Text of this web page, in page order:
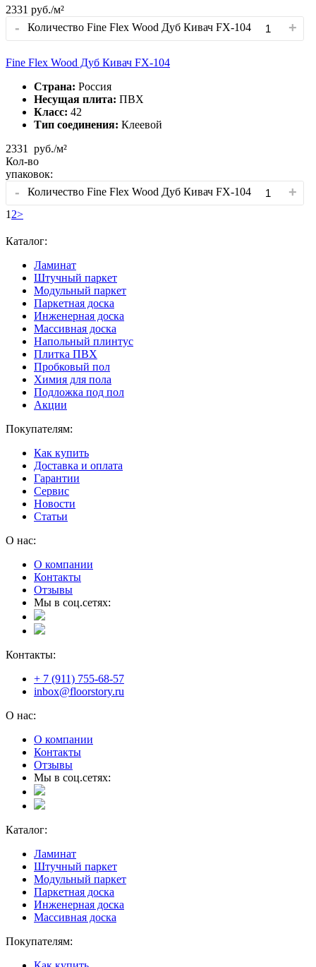
2331 руб./м²
- Количество Fine Flex Wood Дуб Кивач FX-104 +
Fine Flex Wood Дуб Кивач FX-104
Страна: Россия
Несущая плита: ПВХ
Класс: 42
Тип соединения: Клеевой
2331
руб./м²
Кол-во
упаковок:
- Количество Fine Flex Wood Дуб Кивач FX-104 +
1 2>
Каталог:
Ламинат
Штучный паркет
Модульный паркет
Паркетная доска
Инженерная доска
Массивная доска
Напольный плинтус
Плитка ПВХ
Пробковый пол
Химия для пола
Подложка под пол
Акции
Покупателям:
Как купить
Доставка и оплата
Гарантии
Сервис
Новости
Статьи
О нас:
О компании
Контакты
Отзывы
Мы в соц.сетях:
Контакты:
+ 7 (911) 755-68-57
inbox@floorstory.ru
О нас:
О компании
Контакты
Отзывы
Мы в соц.сетях:
Каталог:
Ламинат
Штучный паркет
Модульный паркет
Паркетная доска
Инженерная доска
Массивная доска
Покупателям: